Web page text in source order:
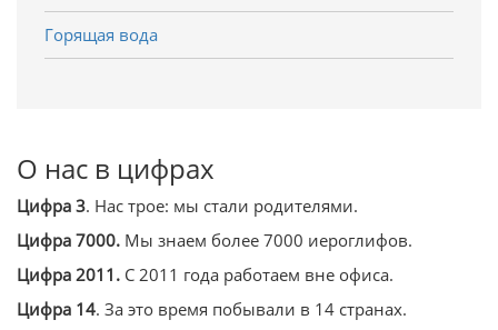
Горящая вода
О нас в цифрах
Цифра 3. Нас трое: мы стали родителями.
Цифра 7000. Мы знаем более 7000 иероглифов.
Цифра 2011. С 2011 года работаем вне офиса.
Цифра 14. За это время побывали в 14 странах.